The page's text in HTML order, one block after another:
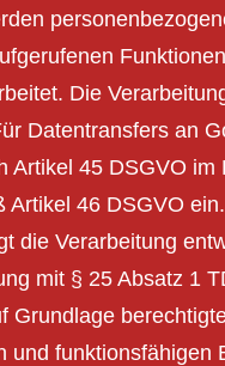
Die
Datentransfers an
Artikel 45 DSGVO
Artikel 46 DSGVO ein.
die Verarbeitung
mit § 25 Absatz 1
Grundlage
und